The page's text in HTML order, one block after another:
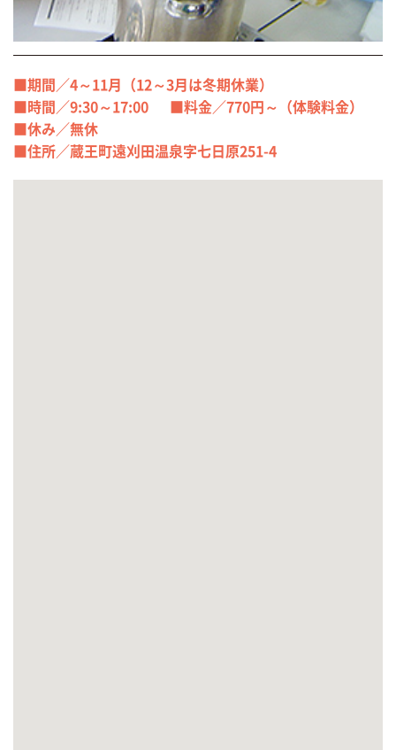
■期間／4～11月（12～3月は冬期休業）
■時間／9:30～17:00
■料金／770円～（体験料金）
■休み／無休
■住所／蔵王町遠刈田温泉字七日原251-4